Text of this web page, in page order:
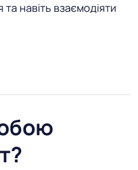
та навіть взаємодіяти